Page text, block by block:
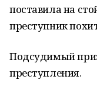
поставила на
преступник
Подсудимый
преступления.